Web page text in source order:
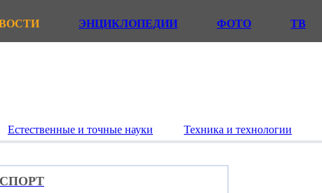
ЭНЦИКЛОПЕДИИ ФОТО ТВ
Естественные и точные науки Техника и технологии
СПОРТ